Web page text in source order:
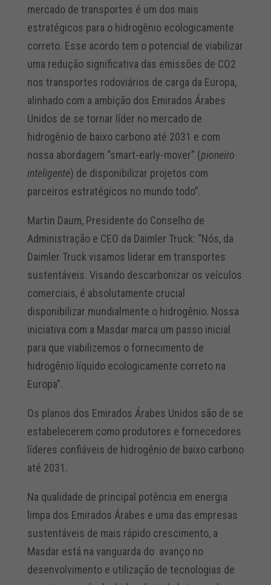
mercado de transportes é um dos mais
estratégicos para o hidrogênio ecologicamente
correto. Esse acordo tem o potencial de viabilizar
uma redução significativa das emissões de CO2
nos transportes rodoviários de carga da Europa,
alinhado com a ambição dos Emirados Árabes
Unidos de se tornar líder no mercado de
hidrogênio de baixo carbono até 2031 e com
nossa abordagem “smart-early-mover” (pioneiro
inteligente) de disponibilizar projetos com
parceiros estratégicos no mundo todo”.
Martin Daum, Presidente do Conselho de
Administração e CEO da Daimler Truck: “Nós, da
Daimler Truck visamos liderar em transportes
sustentáveis. Visando descarbonizar os veículos
comerciais, é absolutamente crucial
disponibilizar mundialmente o hidrogênio. Nossa
iniciativa com a Masdar marca um passo inicial
para que viabilizemos o fornecimento de
hidrogênio líquido ecologicamente correto na
Europa”.
Os planos dos Emirados Árabes Unidos são de se
estabelecerem como produtores e fornecedores
líderes confiáveis de hidrogênio de baixo carbono
até 2031.
Na qualidade de principal potência em energia
limpa dos Emirados Árabes e uma das empresas
sustentáveis de mais rápido crescimento, a
Masdar está na vanguarda do avanço no
desenvolvimento e utilização de tecnologias de